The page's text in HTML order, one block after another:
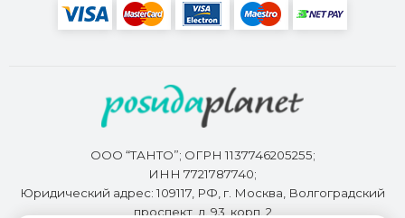
ООО “ТАНТО”; ОГРН 1137746205255;
ИНН 7721787740;
Юридический адрес: 109117, РФ, г. Москва, Волгоградский
проспект, д. 93, корп. 2